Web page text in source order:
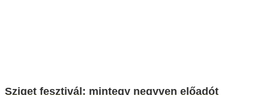
Sziget fesztivál: mintegy negyven előadót